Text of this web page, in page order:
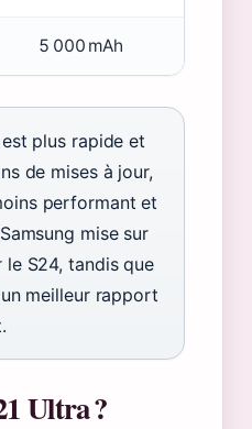
5 000 mAh
plus rapide et
de mises à jour,
performant et
mise sur
S24, tandis que
meilleur rapport
Ultra ?